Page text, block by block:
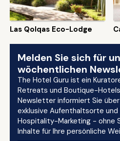
Las Qolqas Eco-Lodge
Melden Sie sich für
wöchentlichen
The Hotel Guru ist ein
Retreats und Boutique-
Newsletter informiert Sie
exklusive Aufenthaltsorte und
Hospitality-Marketing - ohne
Inhalte für Ihre persönliche